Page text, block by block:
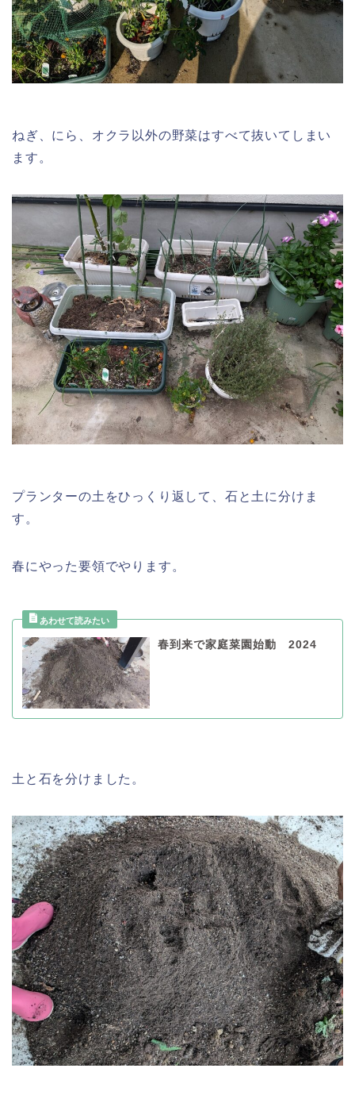
ねぎ、にら、オクラ以外の野菜はすべて抜いてしまい
ます。
プランターの土をひっくり返して、石と土に分けま
す。
春にやった要領でやります。
春到来で家庭菜園始動 2024
土と石を分けました。